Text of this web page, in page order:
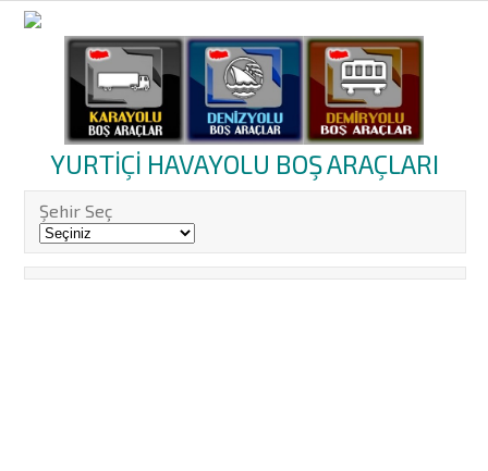
YURTİÇİ HAVAYOLU BOŞ ARAÇLARI
Şehir Seç